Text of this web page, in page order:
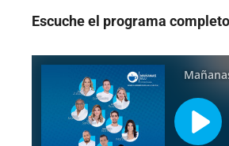
Escuche el programa